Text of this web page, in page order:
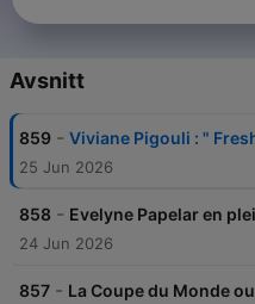
Avsnitt
859 - Viviane Pigouli : "
25 Jun 2026
858 - Evelyne Papelar en
24 Jun 2026
857 - La Coupe du Monde